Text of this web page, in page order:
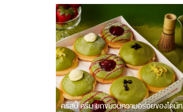
คริสปี้ ครีม ยกขบวนความอร่อยของโดนัท